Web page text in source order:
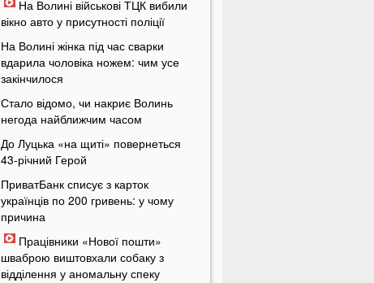
На Волині військові ТЦК вибили
вікно авто у присутності поліції
На Волині жінка під час сварки
вдарила чоловіка ножем: чим усе
закінчилося
Стало відомо, чи накриє Волинь
негода найближчим часом
До Луцька «на щиті» повернеться
43-річний Герой
ПриватБанк списує з карток
українців по 200 гривень: у чому
причина
Працівники «Нової пошти»
шваброю виштовхали собаку з
відділення у аномальну спеку